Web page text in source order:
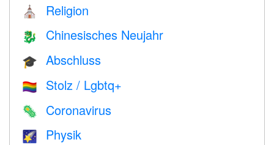
⛪️ Religion
🐉 Chinesisches Neujahr
🎓 Abschluss
🏳️‍🌈 Stolz / Lgbtq+
🦠 Coronavirus
🌠 Physik